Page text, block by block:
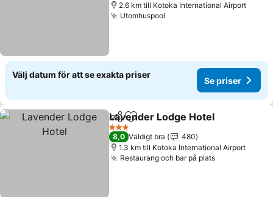
2.6 km till Kotoka International Airport
Utomhuspool
Välj datum för att se exakta priser
Se priser
Dela Lägg till i Mina Favoriter
Lavender Lodge Hotel
3 Stjärnor
8,0 Väldigt bra
480
1.3 km till Kotoka International Airport
Restaurang och bar på platsSe priser